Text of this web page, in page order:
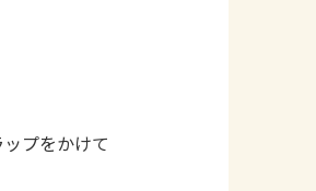
プをかけて